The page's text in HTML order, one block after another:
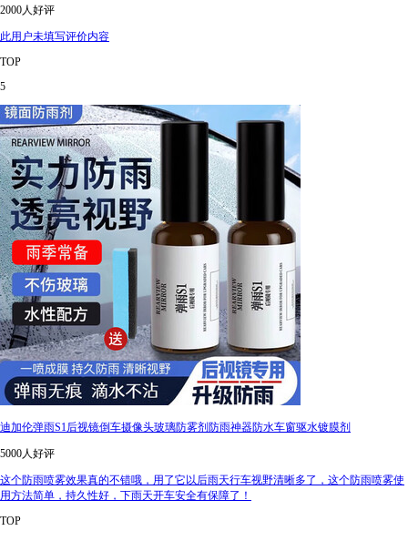
2000人好评
此用户未填写评价内容
TOP
5
迪加伦弹雨S1后视镜倒车摄像头玻璃防雾剂防雨神器防水车窗驱水镀膜剂
5000人好评
这个防雨喷雾效果真的不错哦，用了它以后雨天行车视野清晰多了，这个防雨喷雾使
用方法简单，持久性好，下雨天开车安全有保障了！
TOP